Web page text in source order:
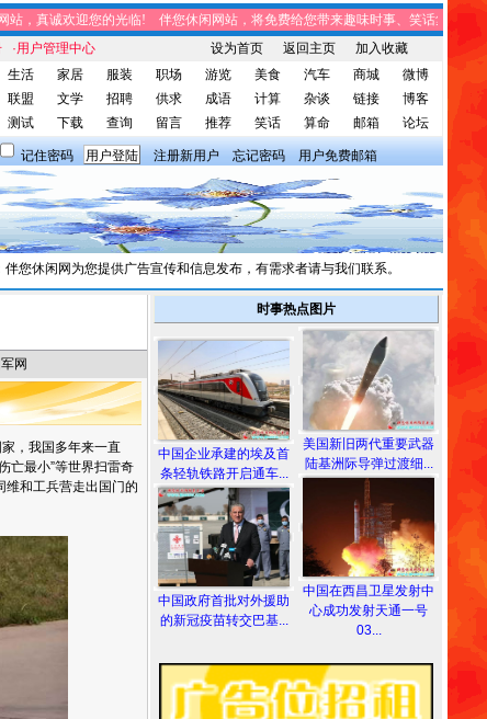
，真诚欢迎您的光临! 伴您休闲网站，将免费给您带来趣味时事、笑话集锦、家
·用户管理中心 设为首页 返回主页
加入收藏
生活 家居 服装 职场 游览 美食 汽车 商城
微博
联盟 文学 招聘 供求 成语 计算 杂谈 链接
博客
测试 下载 查询 留言 推荐 笑话 算命 邮箱 论坛
记住密码 注册新用户 忘记密码 用户免费邮箱
休闲网为您提供广告宣传和信息发布，有需求者请与我们联系。
军网
，我国多年来一直
亡最小”等世界扫雷奇
维和工兵营走出国门的
时事热点图片
中国企业承建的埃及首
条轻轨铁路开启通车...
中国政府首批对外援助
的新冠疫苗转交巴基...
美国新旧两代重要武器
陆基洲际导弹过渡细...
中国在西昌卫星发射中
心成功发射天通一号
03...